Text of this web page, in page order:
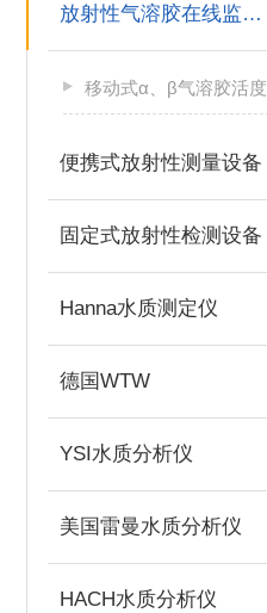
放射性气溶胶在线监测仪
移动式α、β气溶胶活度测量仪
便携式放射性测量设备
固定式放射性检测设备
Hanna水质测定仪
德国WTW
YSI水质分析仪
美国雷曼水质分析仪
HACH水质分析仪